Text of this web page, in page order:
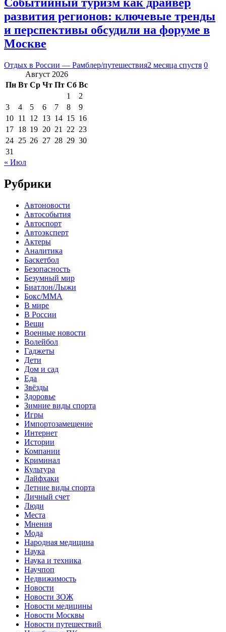
развития регионов: ключевые тренды
и перспективы обсудили на форуме в
Москве
Отдых в России — Рамблер/путешествия2 месяца спустя 0
Август 2026
Пн Вт Ср Чт Пт Сб Вс
1
2
3
4 5 6 7 8
9
10 11 12 13 14 15 16
17 18 19 20 21 22 23
24 25 26 27 28 29 30
31
« Июл
Рубрики
Автоновости
Автособытия
Автоспорт
Автоэксперт
Актеры
Аналитика
Баскетбол
Безопасность
Безумный мир
Биатлон/Лыжи
Бокс/MMA
В мире
В России
Вещи
Военные новости
Волейбол
Гаджеты
Дети
Дом и сад
Еда
Звёзды
Здоровье
Зимние виды спорта
Игры
Импортозамещение
Интернет
Истории
Компании
Криминал
Культура
Лайфхаки
Летние виды спорта
Личный счет
Люди
Места
Мнения
Мода
Народная медицина
Наука
Наука и техника
Научпоп
Недвижимость
Новости
Новости ЗОЖ
Новости медицины
Новости Москвы
Новости путешествий